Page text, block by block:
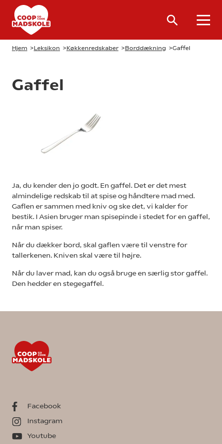
Hjem >Leksikon >Køkkenredskaber >Borddækning >Gaffel
Gaffel
Ja, du kender den jo godt. En gaffel. Det er det mest
almindelige redskab til at spise og håndtere mad med.
Gaflen er sammen med kniv og ske det, vi kalder for
bestik. I Asien bruger man spisepinde i stedet for en gaffel,
når man spiser.
Når du dækker bord, skal gaflen være til venstre for
tallerkenen. Kniven skal være til højre.
Når du laver mad, kan du også bruge en særlig stor gaffel.
Den hedder en stegegaffel.
Facebook
Instagram
Youtube